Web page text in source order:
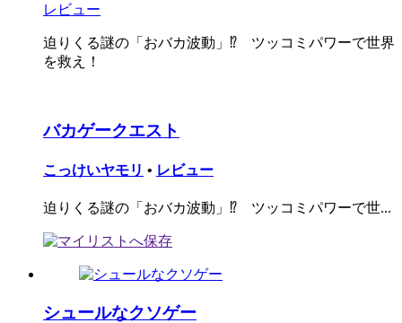
レビュー
迫りくる謎の「おバカ波動」⁉ ツッコミパワーで世界
を救え！
バカゲークエスト
こっけいヤモリ • レビュー
迫りくる謎の「おバカ波動」⁉ ツッコミパワーで世...
シュールなクソゲー